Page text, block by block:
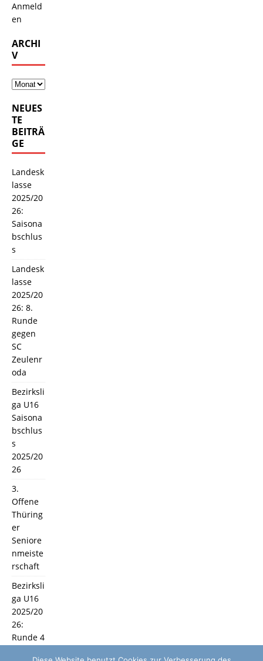
Anmeld
en
ARCHI
V
NEUES
TE
BEITRÄ
GE
Landesk
lasse
2025/20
26:
Saisona
bschlus
s
Landesk
lasse
2025/20
26: 8.
Runde
gegen
SC
Zeulenr
oda
Bezirksli
ga U16
Saisona
bschlus
s
2025/20
26
3.
Offene
Thüring
er
Seniore
nmeiste
rschaft
Bezirksli
ga U16
2025/20
26:
Runde 4